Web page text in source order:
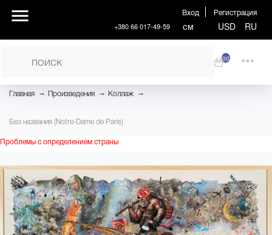
Вход Регистрация
+380 66 017-49-59 см USD RU
00
Главная → Произведения → Коллаж →
Без названия (Notre-Dame de Paris)
Проблемы с определением страны